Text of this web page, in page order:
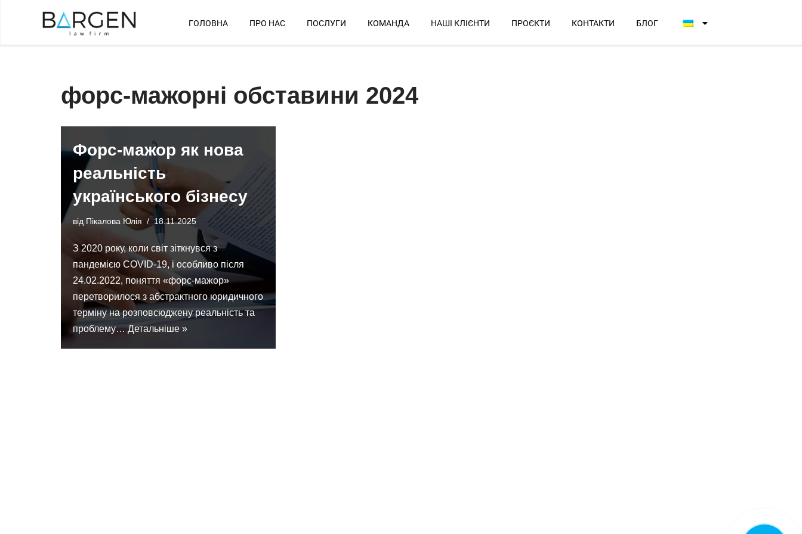
ГОЛОВНА ПРО НАС ПОСЛУГИ КОМАНДА НАШІ КЛІЄНТИ ПРОЄКТИ КОНТАКТИ БЛОГ
форс-мажорні обставини 2024
Форс-мажор як нова
реальність
українського бізнесу
від Пікалова Юлія 18.11.2025
З 2020 року, коли світ зіткнувся з
пандемією COVID-19, і особливо після
24.02.2022, поняття «форс-мажор»
перетворилося з абстрактного юридичного
терміну на розповсюджену реальність та
проблему…Детальніше »